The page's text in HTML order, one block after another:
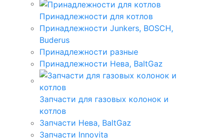
Принадлежности для котлов
Принадлежности Junkers, BOSCH,
Buderus
Принадлежности разные
Принадлежности Нева, BaltGaz
Запчасти для газовых колонок и
котлов
Запчасти Нева, BaltGaz
Запчасти Innovita